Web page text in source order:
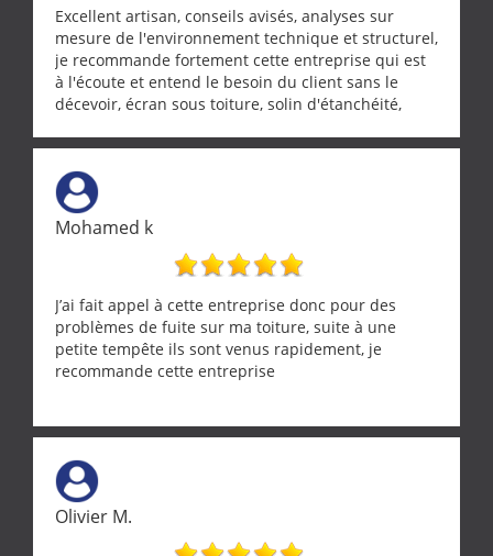
Excellent artisan, conseils avisés, analyses sur
mesure de l'environnement technique et structurel,
je recommande fortement cette entreprise qui est
à l'écoute et entend le besoin du client sans le
décevoir, écran sous toiture, solin d'étanchéité,
récupérateur d'eau, tout a été parfaitement mis en
œuvre sans besoin d'y revenir. confiance assurée.
Mohamed k
J’ai fait appel à cette entreprise donc pour des
problèmes de fuite sur ma toiture, suite à une
petite tempête ils sont venus rapidement, je
recommande cette entreprise
Olivier M.